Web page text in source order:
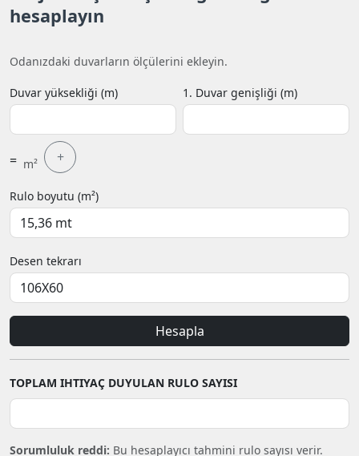
hesaplayın
Odanızdaki duvarların ölçülerini ekleyin.
Duvar yüksekliği (m) 1. Duvar genişliği (m)
= m² +
Rulo boyutu (m²)
Desen tekrarı
Hesapla
TOPLAM IHTIYAÇ DUYULAN RULO SAYISI
Sorumluluk reddi: Bu hesaplayıcı tahmini rulo sayısı verir.